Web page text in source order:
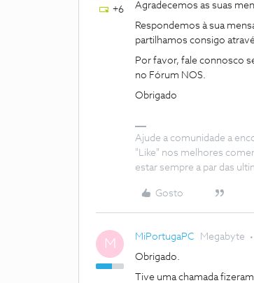
+6 Agradecemos as suas
Respondemos à sua
partilhamos consigo
Por favor, fale connosco
no Fórum NOS.
Obrigado
Ajude a comunidade a
"Like" nos melhores
estar sempre a par das
Gosto
M MiPortugaPC Megabyte
Obrigado.
Tive uma chamada